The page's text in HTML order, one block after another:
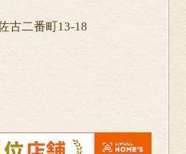
古二番町13-18